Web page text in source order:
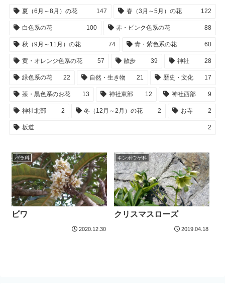
夏（6月～8月）の花 147 春（3月～5月）の花 122
白色系の花 100 赤・ピンク色系の花 88
秋（9月～11月）の花 74 青・紫色系の花 60
黄・オレンジ色系の花 57 散歩 39 神社 28
緑色系の花 22 自然・生き物 21 歴史・文化 17
茶・黒色系のお花 13 神社東部 12 神社西部 9
神社北部 2 冬（12月～2月）の花 2 お寺 2
坂道 2
バラ科
ビワ
2020.12.30
キンポウゲ科
クリスマスローズ
2019.04.18